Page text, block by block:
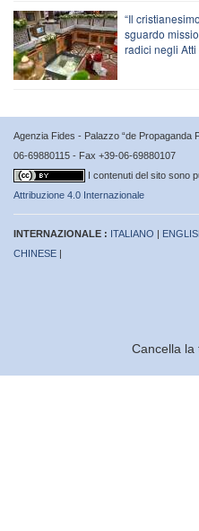
“Il
sguardo
radici negli
Agenzia Fides - Palazzo “de Propaganda
06-69880115 - Fax +39-06-69880107
I contenuti del sito sono
Attribuzione 4.0 Internazionale
INTERNAZIONALE : ITALIANO |
CHINESE |
Cancella la